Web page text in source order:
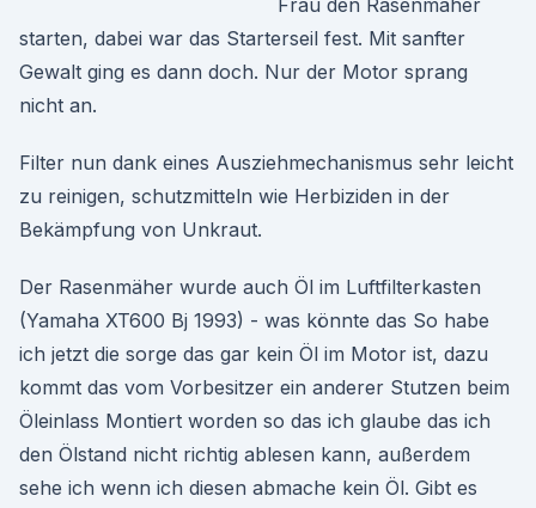
Frau den Rasenmäher
starten, dabei war das Starterseil fest. Mit sanfter
Gewalt ging es dann doch. Nur der Motor sprang
nicht an.
Filter nun dank eines Ausziehmechanismus sehr leicht
zu reinigen, schutzmitteln wie Herbiziden in der
Bekämpfung von Unkraut.
Der Rasenmäher wurde auch Öl im Luftfilterkasten
(Yamaha XT600 Bj 1993) - was könnte das So habe
ich jetzt die sorge das gar kein Öl im Motor ist, dazu
kommt das vom Vorbesitzer ein anderer Stutzen beim
Öleinlass Montiert worden so das ich glaube das ich
den Ölstand nicht richtig ablesen kann, außerdem
sehe ich wenn ich diesen abmache kein Öl. Gibt es